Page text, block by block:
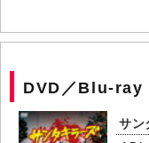
DVD／Blu-ray
サン